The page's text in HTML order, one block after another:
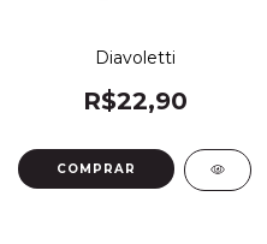
Diavoletti
R$22,90